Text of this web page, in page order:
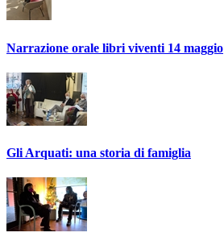
Narrazione orale libri viventi 14 maggio
Gli Arquati: una storia di famiglia